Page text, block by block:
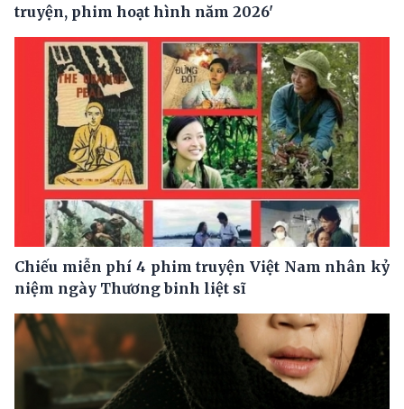
truyện, phim hoạt hình năm 2026'
Chiếu miễn phí 4 phim truyện Việt Nam nhân kỷ
niệm ngày Thương binh liệt sĩ